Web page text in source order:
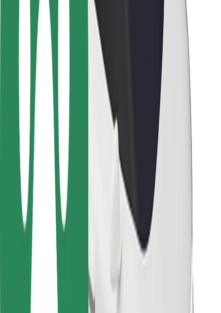
Sofőr biztonság
E-roller biztonság
Biztonsági részleg
Városok
Lokációk
Városi megoldások
Repülőtér
Bolt töltőállomások
Utasoknak
Sofőröknek
Ételfutároknak
Bolt Food
Flottapartnereknek
Bolt for Business
Egyéb